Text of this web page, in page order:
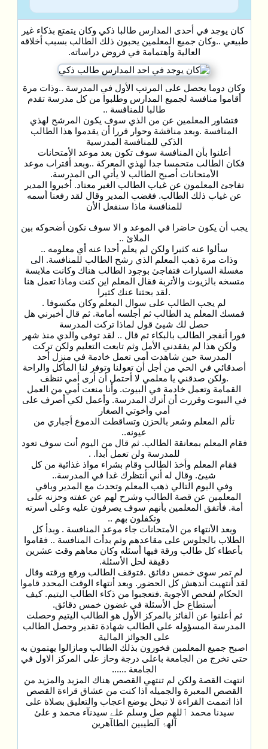
كان يوجد في أحدى المدارس طالبا ذكي وكان يتمتع بذكاء غير
طبيعي ..وكان جميع المعلمين يحبون ذلك الطالب بسبب أخلاقه
العالية وأهتمامة في فروض دراساته.
وكان دوما يحصل على المرتب الأول في المدرسة ..وذات مرة
أقاموا منافسة لجميع المدارس وطلبوا من كل مدرسة تقدم
طالبا للمنافسة ..
فتشاور المعلمين عن من الذي سوف يكون المرشح لهذي
المنافسة .وبعد مناقشة وحوار قررا أن يقدموا هذا الطالب
الذكي للمنافسة المدرسية
أعلنوا بأن المنافسة سوف تكون بعد موعد الأمتحانات
فكان الطالب متحمسا جدا لهذي المعركة ..وبعد أقتراب موعد
الأمتحانات أصبح الطالب لا يأتي الى المدرسة.
تفاجئ المعلمون عن غياب الطالب الغير معتاد. أخبروا المدير
عن غياب ذلك الطالب. فڠضب المدير وقال لقد رفعنا أسمه
للمنافسة ماذا سنفعل الأن
يجب أن يكون حاضرا في الموعد و الا سوف نكون أضحوكه بين
الملائ ..
سألوا عنه كثيرا ولكن لم يعلم أحدا عنه أي معلومه ..
وذات مرة ذهب المعلم الذي رشح الطالب للمنافسة. الى
مغسلة السيارات فتفاجئ بوجود الطالب هناك وكانت ملابسة
متسخه بالزيوت والأتربة فقال المعلم اين كنت وماذا تعمل هنا
.لقد بحثنا عنك كثيرا
لم يجب الطالب على سوال المعلم وكان مكسوفا .
فمسك المعلم يد الطالب ثم أجلسه أمامة. ثم قال أخبرني هل
حصل لك شيئ قول لماذا تركت المدرسة
فورا أنفجر الطالب بالبكاء ثم قال .. لقد توفى والدي منذ شهر
ولكن هذا لم يفقدني الأمل وثم تابعت التعليم ولكن تركت
المدرسة حين شاهدت أمي تعمل خادمة في منزل أحد
أصدقائي في الحي من أجل أن تعولنا وتوفر لنا المأكل والراحة
.ولكن صدقني يا معلمي لا أحتمل أن أرى أمي تنظف
القمامة وتعمل خادمة في البيوت. وأنا منعت أمي من العمل
في البيوت وقررت أن أترك المدرسة. وأعمل لكي أصرف على
أمي وأخوتي الصغار
تألم المعلم وشعر بالحزن وتساقطت الدموع أجباري من
عيونه..
فقام المعلم بمعانقة الطالب. ثم قال من اليوم أنت سوف تعود
للمدرسة ولن تعمل أبدا. .
فقام المعلم وأخذ الطالب وقام بشراء مواذ غذائية من كل
شيئ. وقال له أني أنتظرك غدا في المدرسة..
وفي اليوم التالي ذهب المعلم وتحدث مع المدير وباقي
المعلمين عن قصة الطالب وشرح لهم عن عفته وحزنه على
أمة. فأتفق المعلمين بأنهم سوف يصرفون عليه وعلى أسرته
وتكفلون بهم ..
وبعد الأنتهاء من الأمتحانات جاء موعد المنافسة . وبدأ كل
الطلاب بالجلوس على مقاعدهم وثم بدأت المنافسة .. فقاموا
بأعطاء كل طالب ورقة فيها أسئله وكان معاهم وقت عشرين
دقيقة لحل الأسئلة.
لم تمر سوى خمس دقائق .فتوقف الطالب ورفع ورقته وقال
لقد أنتهيت أندهش كل الحضور. وبعد أنتهاء الوقت المحدد قاموا
الحكام لفحص الأجوبة .فتعجبوا من ذكاء الطالب اليتيم. كيف
أستطاع حل الأسئلة في غضون خمس دقائق.
ثم أعلنوا عن الفائز بالمركز الأول هو الطالب اليتيم وحصلت
المدرسة المسؤوله على الطالب شهادة تقدير وحصل الطالب
على الجوائز المالية
اصبح جميع المعلمين فخورون بذلك الطالب ومازالوا يهتمون به
حتى تخرج من الجامعة باعلى درجة وحاز على المركز الاول في
الجامعة ......
انتهت القصة ولكن لم تنتهي القصص هناك المزيد والمزيد من
القصص المعبرة والجميله اذا كنت من عشاق قراءة القصص
اذا اتممت القراءة لا تبخل بوضع اعجاب والتعليق بصلاة على
سيدنا محمد ٱللهم صل وسلم علے سيدنآء محمد و علئ
آلهۂ آلطيبين الطاﺂهرين